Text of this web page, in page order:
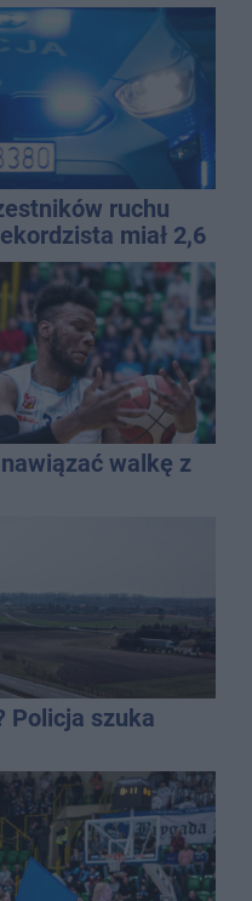
ruchu
miał 2,6
walkę z
Policja szuka